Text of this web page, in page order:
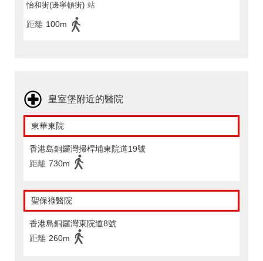
怡和街(邊寧頓街) 站
距離 100m
皇室堡附近的醫院
東華東院
香港島銅鑼灣掃桿埔東院道19號
距離 730m
聖保祿醫院
香港島銅鑼灣東院道8號
距離 260m